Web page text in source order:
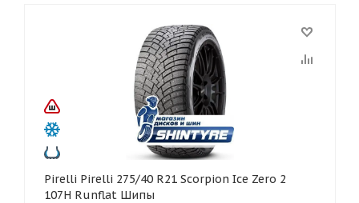
Pirelli Pirelli 275/40 R21 Scorpion Ice Zero 2
107H Runflat Шипы